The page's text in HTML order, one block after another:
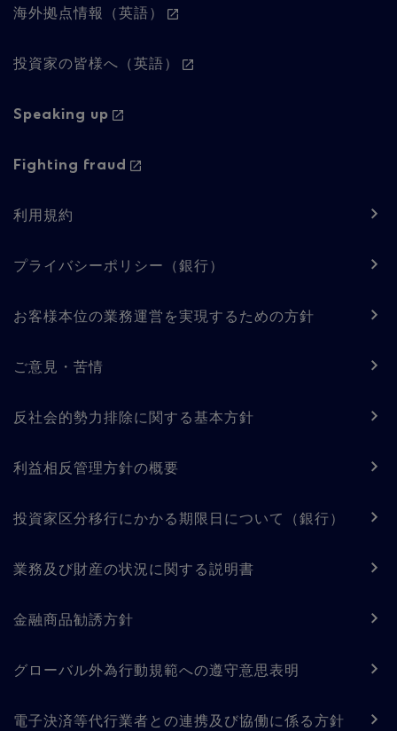
-
Column
2
海外拠点情報（英語）
投資家の皆様へ（英語）
Speaking up
Fighting fraud
Footer
-
Regulatory
content
利用規約
プライバシーポリシー（銀行）
お客様本位の業務運営を実現するための方針
ご意見・苦情
反社会的勢力排除に関する基本方針
利益相反管理方針の概要
投資家区分移行にかかる期限日について（銀行）
業務及び財産の状況に関する説明書
金融商品勧誘方針
グローバル外為行動規範への遵守意思表明
電子決済等代行業者との連携及び協働に係る方針